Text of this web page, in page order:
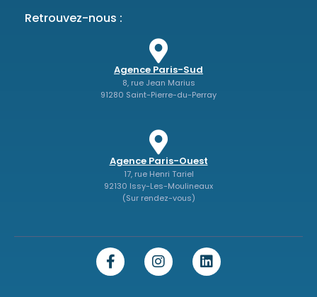
Retrouvez-nous :
Agence Paris-Sud
8, rue Jean Marius
91280 Saint-Pierre-du-Perray
Agence Paris-Ouest
17, rue Henri Tariel
92130 Issy-Les-Moulineaux
(Sur rendez-vous)